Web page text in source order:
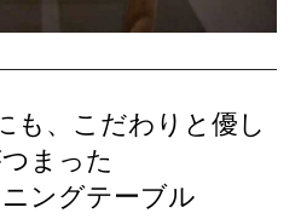
も、こだわりと優し
まった
ングテーブル